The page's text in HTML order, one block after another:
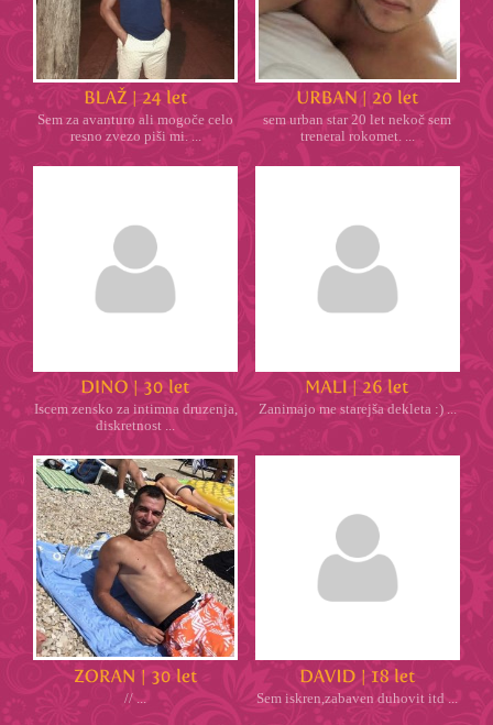
Sem za avanturo ali mogoče celo
resno zvezo piši mi. ...
sem urban star 20 let nekoč sem
treneral rokomet. ...
Iscem zensko za intimna druzenja,
diskretnost ...
Zanimajo me starejša dekleta :) ...
// ... Sem iskren,zabaven duhovit itd ...